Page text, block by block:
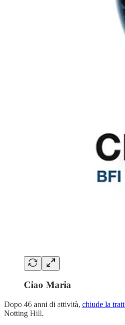
Ciao Maria
Dopo 46 anni di attività, chiude la
Notting Hill.